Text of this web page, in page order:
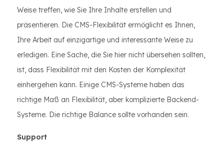
Weise treffen, wie Sie Ihre Inhalte erstellen und
präsentieren. Die CMS-Flexibilität ermöglicht es Ihnen,
Ihre Arbeit auf einzigartige und interessante Weise zu
erledigen. Eine Sache, die Sie hier nicht übersehen sollten,
ist, dass Flexibilität mit den Kosten der Komplexität
einhergehen kann. Einige CMS-Systeme haben das
richtige Maß an Flexibilität, aber komplizierte Backend-
Systeme. Die richtige Balance sollte vorhanden sein.
Support